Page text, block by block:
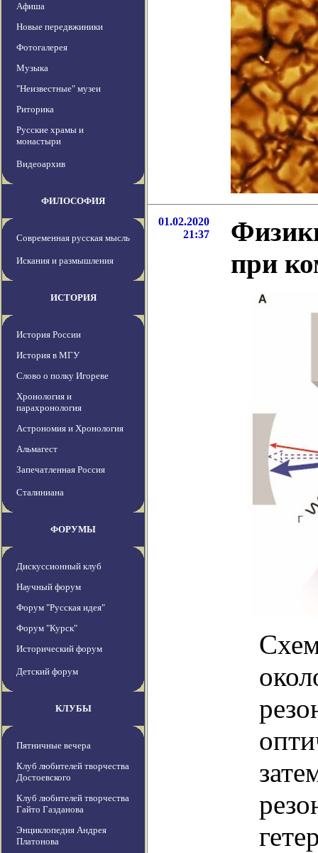
Афиша
Новые передвжиники
Фотогалерея
Музыка
"Неизвестные" музеи
Риторика
Русские храмы и
монастыри
Видеоархив
ФИЛОСОФИЯ
Современная русская мысль
Искания и размышления
ИСТОРИЯ
История России
История в МГУ
Слово о полку Игореве
Хронология и
парахронология
Астрономия и Хронология
Альмагест
Запечатленная Россия
Сталиниана
ФОРУМЫ
Дискуссионный клуб
Научный форум
Форум "Русская идея"
Форум "Курск"
Исторический форум
Детский форум
КЛУБЫ
Пятничные вечера
Клуб любителей творчества
Достоевского
Клуб любителей творчества
Гайто Газданова
Энциклопедия Андрея
Платонова
01.02.2020
21:37
при